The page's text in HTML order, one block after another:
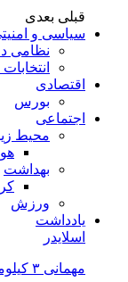
قبلی بعدی
سیاسی و
نظامی
اقتصادی
بورس
اجتماعی
محیط
بهداشت
ورزش
یادداشت
اسلایدر
مهمانی ۳ کیلومتری خرم آباد؛ کاری بزرگ با چند نقد کوچک